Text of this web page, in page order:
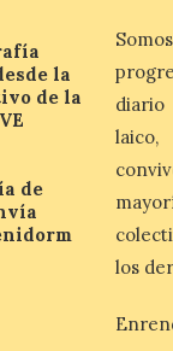
la
de la
de
diario
los